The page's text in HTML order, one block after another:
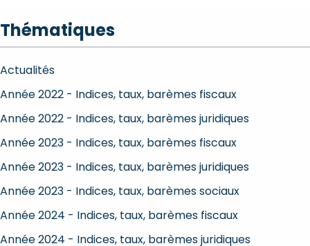
Thématiques
Actualités
Année 2022 - Indices, taux, barèmes fiscaux
Année 2022 - Indices, taux, barèmes juridiques
Année 2023 - Indices, taux, barèmes fiscaux
Année 2023 - Indices, taux, barèmes juridiques
Année 2023 - Indices, taux, barèmes sociaux
Année 2024 - Indices, taux, barèmes fiscaux
Année 2024 - Indices, taux, barèmes juridiques